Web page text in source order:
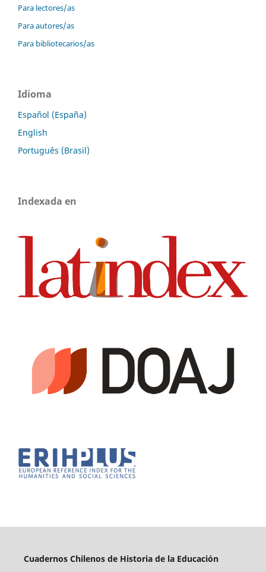
Para lectores/as
Para autores/as
Para bibliotecarios/as
Idioma
Español (España)
English
Português (Brasil)
Indexada en
Cuadernos Chilenos de Historia de la Educación